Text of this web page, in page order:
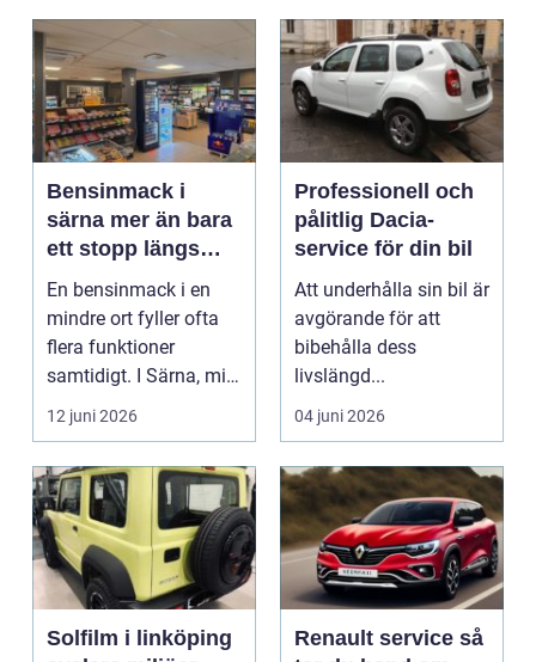
Bensinmack i
särna mer än bara
ett stopp längs
vägen
En bensinmack i en
mindre ort fyller ofta
flera funktioner
samtidigt. I Särna, mitt
i norra Dalarna,...
12 juni 2026
Professionell och
pålitlig Dacia-
service för din bil
Att underhålla sin bil är
avgörande för att
bibehålla dess
livslängd...
04 juni 2026
Solfilm i linköping
Renault service så